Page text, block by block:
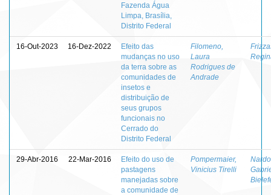
Fazenda Água
Limpa, Brasília,
Distrito Federal
16-Out-2023 16-Dez-2022
Efeito das
mudanças no uso
da terra sobre as
comunidades de
insetos e
distribuição de
seus grupos
funcionais no
Cerrado do
Distrito Federal
Filomeno,
Laura
Rodrigues de
Andrade
29-Abr-2016 22-Mar-2016
Efeito do uso de
pastagens
manejadas sobre
a comunidade de
Pompermaier,
Vinicius Tirelli